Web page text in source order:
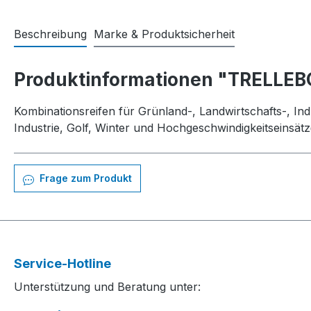
Beschreibung Marke & Produktsicherheit
Produktinformationen
Kombinationsreifen für Grünland-, Landwirtschafts-,
Industrie, Golf, Winter und
Frage zum Produkt
Service-Hotline
Unterstützung und Beratung unter: